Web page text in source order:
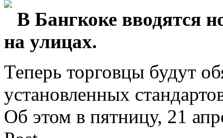
В Бангкоке вводятся
на улицах.
Теперь торговцы будут
установленных
Об этом в пятницу, 21